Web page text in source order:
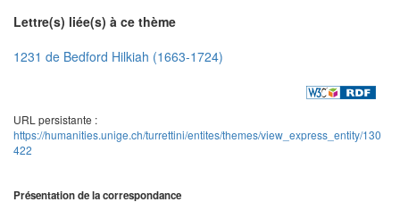
Lettre(s) liée(s) à ce thème
1231 de Bedford Hilkiah (1663-1724)
URL persistante :
https://humanities.unige.ch/turrettini/entites/themes/view_express_entity/130
422
Présentation de la correspondance